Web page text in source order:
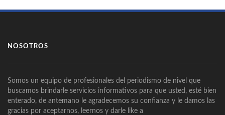
NOSOTROS
Somos un equipo de profesionales del periodismo de nivel que
buscamos brindarle servicios informativos para que usted, esté bien
enterado, de antemano le agradecemos su confianza y le damos las
gracias por aceptarnos, leernos y darle like a